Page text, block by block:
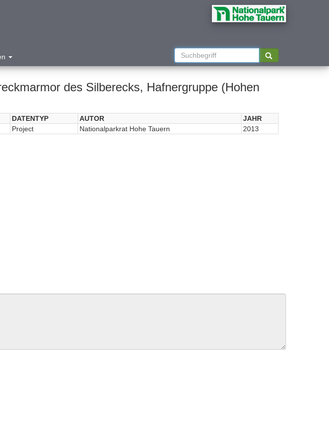
des Silberecks, Hafnergruppe (Hohen
DATENTYP AUTOR
JAHR
Project Nationalparkrat Hohe Tauern 2013